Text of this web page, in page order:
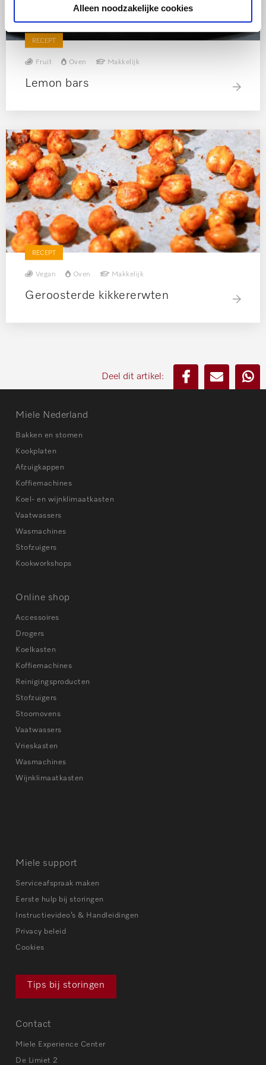
Alleen noodzakelijke cookies
RECEPT
Fruit Oven Makkelijk
Lemon bars
RECEPT
Vegan Oven Makkelijk
Geroosterde kikkererwten
Deel dit artikel:
Miele Nederland
Bakken en stomen
Kookplaten
Afzuigkappen
Koffiemachines
Koel- en wijnklimaatkasten
Vaatwassers
Wasmachines
Stofzuigers
Kookworkshops
Online shop
Accessoires
Drogers
Koelkasten
Koffiemachines
Reinigingsproducten
Stofzuigers
Stoomovens
Vaatwassers
Vrieskasten
Wasmachines
Wijnklimaatkasten
Miele support
Serviceafspraak maken
Eerste hulp bij storingen
Instructievideo’s & Handleidingen
Privacy beleid
Cookies
Tips bij storingen
Contact
Miele Experience Center
De Limiet 2